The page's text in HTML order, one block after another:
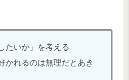
たいか」を考える
かれるのは無理だとあき